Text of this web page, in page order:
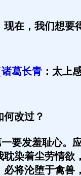
，我们想要得
诸葛长青 ：太上
改过？
要发羞耻心。
耽染着尘劳情欲
必将沦堕于禽兽